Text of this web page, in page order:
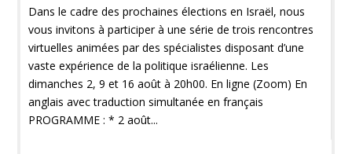
Dans le cadre des prochaines élections en Israël, nous
vous invitons à participer à une série de trois rencontres
virtuelles animées par des spécialistes disposant d’une
vaste expérience de la politique israélienne. Les
dimanches 2, 9 et 16 août à 20h00. En ligne (Zoom) En
anglais avec traduction simultanée en français
PROGRAMME : * 2 août...